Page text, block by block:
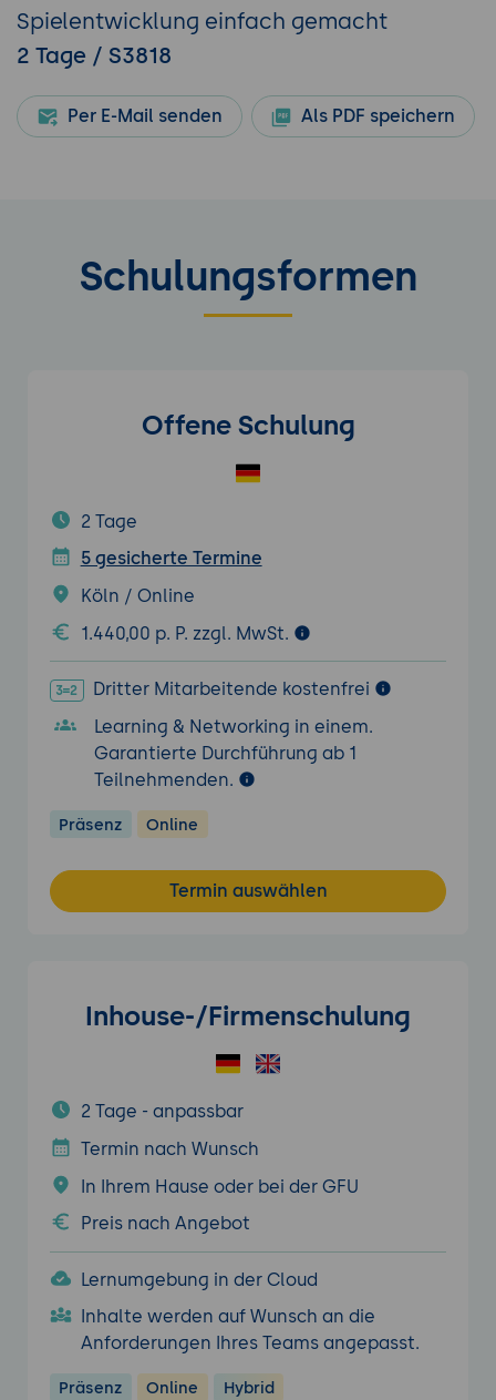
Spielentwicklung einfach gemacht
2 Tage / S3818
Per E-Mail senden Als PDF speichern
Schulungsformen
Offene Schulung
2 Tage
5 gesicherte Termine
Köln / Online
1.440,00 p. P. zzgl. MwSt.
Dritter Mitarbeitende kostenfrei
Learning & Networking in einem.
Garantierte Durchführung ab 1
Teilnehmenden.
Präsenz Online
Termin auswählen
Inhouse-/Firmenschulung
2 Tage - anpassbar
Termin nach Wunsch
In Ihrem Hause oder bei der GFU
Preis nach Angebot
Lernumgebung in der Cloud
Inhalte werden auf Wunsch an die
Anforderungen Ihres Teams angepasst.
Präsenz Online Hybrid